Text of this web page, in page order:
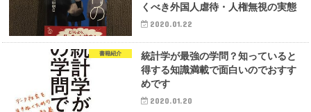
くべき外国人虐待・人権無視の実態
2020.01.22
書籍紹介
統計学が最強の学問？知っていると
得する知識満載で面白いのでおすす
めです
2020.01.20